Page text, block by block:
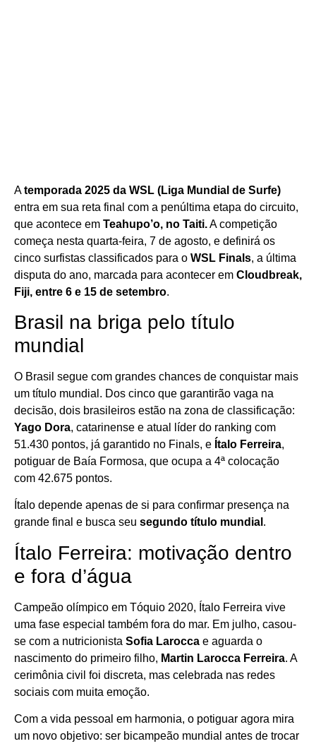
Atemporada 2025 da WSL (Liga Mundial de Surfe)
entra em sua reta final com a penúltima etapa do circuito,
que acontece em Teahupo’o, no Taiti.A competição
começa nesta quarta-feira, 7 de agosto, e definirá os
cinco surfistas classificados para o WSL Finals, a última
disputa do ano, marcada para acontecer em Cloudbreak,
Fiji, entre 6 e 15 de setembro.
Brasil na briga pelo título
mundial
O Brasil segue com grandes chances de conquistar mais
um título mundial. Dos cinco que garantirão vaga na
decisão, dois brasileiros estão na zona de classificação:
Yago Dora, catarinense e atual líder do ranking com
51.430 pontos, já garantido no Finals, e Ítalo Ferreira,
potiguar de Baía Formosa, que ocupa a 4ª colocação
com 42.675 pontos.
Ítalo depende apenas de si para confirmar presença na
grande final e busca seu segundo título mundial .
Ítalo Ferreira: motivação dentro
e fora d’água
Campeão olímpico em Tóquio 2020, Ítalo Ferreira vive
uma fase especial também fora do mar. Em julho, casou-
se com a nutricionista Sofia Larocca e aguarda o
nascimento do primeiro filho, Martin Larocca Ferreira. A
cerimônia civil foi discreta, mas celebrada nas redes
sociais com muita emoção.
Com a vida pessoal em harmonia, o potiguar agora mira
um novo objetivo: ser bicampeão mundial antes de trocar